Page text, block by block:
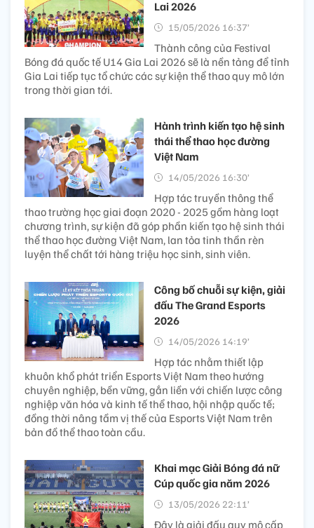
Lai 2026
15/05/2026 16:37’
Thành công của Festival
Bóng đá quốc tế U14 Gia Lai 2026 sẽ là nền tảng để tỉnh
Gia Lai tiếp tục tổ chức các sự kiện thể thao quy mô lớn
trong thời gian tới.
Hành trình kiến tạo hệ sinh
thái thể thao học đường
Việt Nam
14/05/2026 16:30’
Hợp tác truyền thông thể
thao trường học giai đoạn 2020 - 2025 gồm hàng loạt
chương trình, sự kiện đã góp phần kiến tạo hệ sinh thái
thể thao học đường Việt Nam, lan tỏa tinh thần rèn
luyện thể chất tới hàng triệu học sinh, sinh viên.
Công bố chuỗi sự kiện, giải
đấu The Grand Esports
2026
14/05/2026 14:19’
Hợp tác nhằm thiết lập
khuôn khổ phát triển Esports Việt Nam theo hướng
chuyên nghiệp, bền vững, gắn liền với chiến lược công
nghiệp văn hóa và kinh tế thể thao, hội nhập quốc tế;
đồng thời nâng tầm vị thế của Esports Việt Nam trên
bản đồ thể thao toàn cầu.
Khai mạc Giải Bóng đá nữ
Cúp quốc gia năm 2026
13/05/2026 22:11’
Đây là giải đấu quy mô cấp